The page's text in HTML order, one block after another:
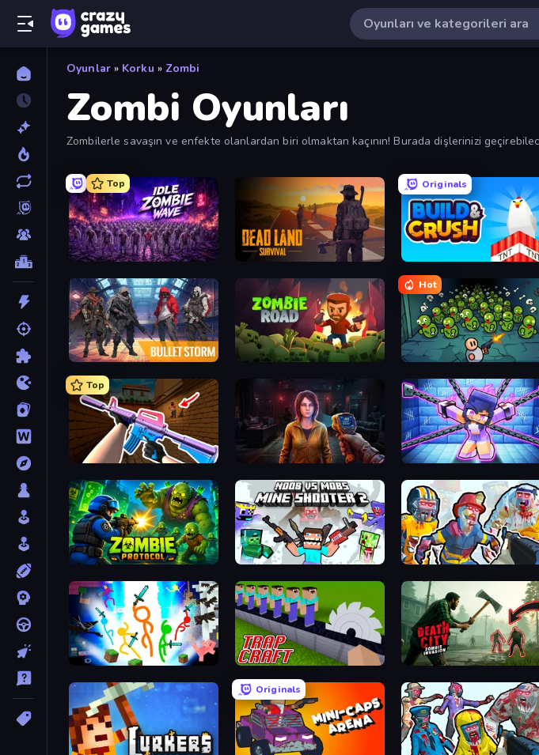
Oyunlar » Korku » Zombi
Zombi Oyunları
Zombilerle savaşın ve enfekte olanlardan biri olmaktan kaçının! Burada dişlerinizi
Top
Idle Zombie Wave: Survivors Dead Land: Survival
Originals
Bulletstorm Zombie Road
Hot
Base Defence
Top
KS Z Survival Zone Zombie Outbreak Mini Mine
Zombie Protocol Mine Shooter 2: Noob vs Mobs Zombies Shooter: Part 2
Stickman Epic Trap Craft Death City Zombie Invasion
Originals